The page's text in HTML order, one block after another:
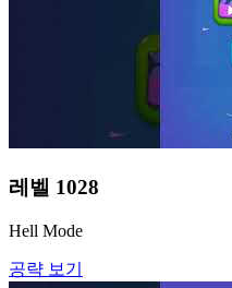
레벨 1028
Hell Mode
공략 보기